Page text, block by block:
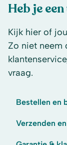
Heb je
Kijk hier of
Zo niet neem
vraag.
Bestellen en
Verzenden